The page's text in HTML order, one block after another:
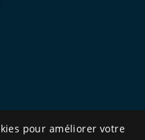
№❶
pour améliorer votre